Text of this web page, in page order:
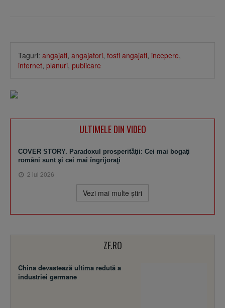
Taguri: angajati, angajatori, fosti angajati, incepere,
internet, planuri, publicare
ULTIMELE DIN VIDEO
COVER STORY. Paradoxul prosperităţii: Cei mai bogaţi
români sunt şi cei mai îngrijoraţi
2 iul 2026
Vezi mai multe ştiri
ZF.RO
China devastează ultima redută a
industriei germane